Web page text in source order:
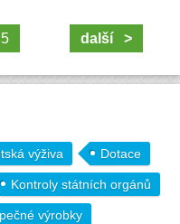
5 další >
výživa Dotace
Kontroly státních orgánů
výrobky